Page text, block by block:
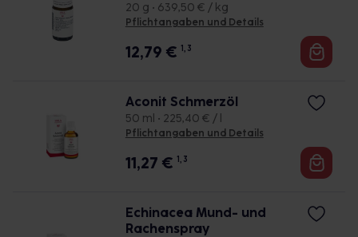
20 g • 639,50 € / kg
Pflichtangaben und Details
12,79 € 1, 3
Aconit Schmerzöl
50 ml • 225,40 € / l
Pflichtangaben und Details
11,27 € 1, 3
Echinacea Mund- und
Rachenspray